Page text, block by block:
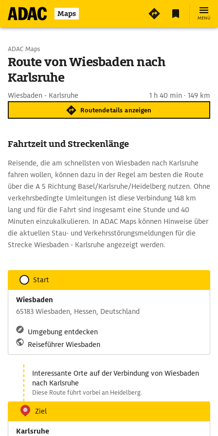
Maps MENÜ
Start wählen
Ziel eingeben
ADAC Maps
Route von Wiesbaden nach
Karlsruhe
Wiesbaden - Karlsruhe 1 h 40 min · 149 km
Routendetails anzeigen
Fahrtzeit und Streckenlänge
Reisende, die am schnellsten von Wiesbaden nach Karlsruhe
fahren wollen, können dazu in der Regel am besten die Route
über die A 5 Richtung Basel/Karlsruhe/Heidelberg nutzen. Ohne
verkehrsbedingte Umleitungen ist diese Verbindung 148 km
lang und für die Fahrt sind insgesamt eine Stunde und 40
Minuten einzukalkulieren. In ADAC Maps können Hinweise über
die aktuellen Stau- und Verkehrsstörungsmeldungen für die
Strecke Wiesbaden - Karlsruhe angezeigt werden.
Start
Wiesbaden
65183 Wiesbaden, Hessen, Deutschland
Umgebung entdecken
Reiseführer Wiesbaden
Interessante Orte auf der Verbindung von Wiesbaden
nach Karlsruhe
Diese Route führt vorbei an Heidelberg.
Ziel
Karlsruhe